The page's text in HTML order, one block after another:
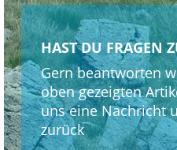
HAST DU FRAGEN
Gern beantworten
oben gezeigten
uns eine Nachricht
zurück